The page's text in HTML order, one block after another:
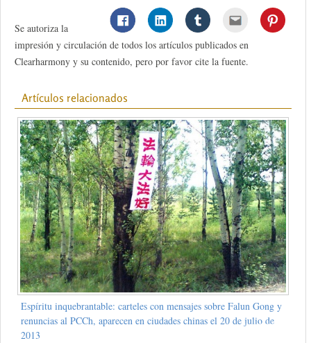
Se autoriza la
impresión y circulación de todos los artículos publicados en
Clearharmony y su contenido, pero por favor cite la fuente.
Artículos relacionados
Espíritu inquebrantable: carteles con mensajes sobre Falun Gong y
renuncias al PCCh, aparecen en ciudades chinas el 20 de julio de
2013